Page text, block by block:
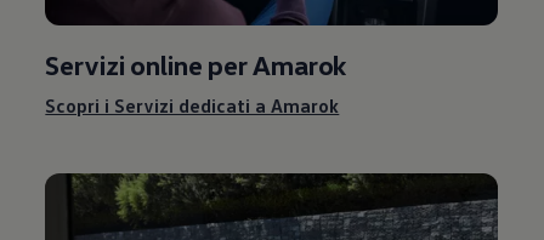
Servizi online per Amarok
Scopri i Servizi dedicati a Amarok